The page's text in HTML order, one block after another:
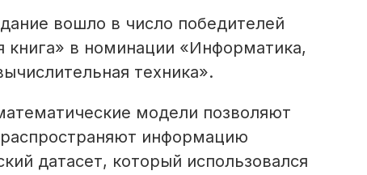
вошло в число победителей
в номинации «Информатика,
техника».
модели позволяют
информацию
датасет, который использовался